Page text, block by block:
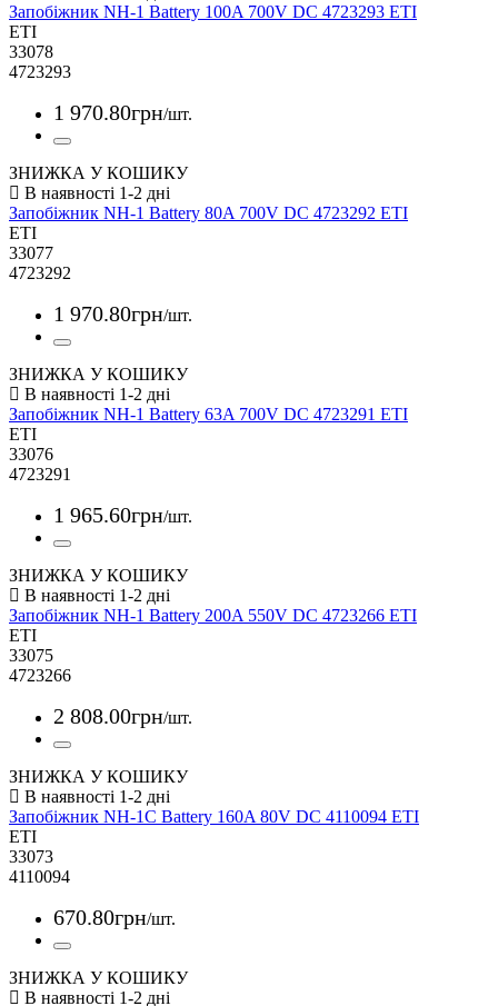
Запобіжник NH-1 Battery 100A 700V DC 4723293 ETI
ETI
33078
4723293
1 970.80грн/шт.
ЗНИЖКА У КОШИКУ
Запобіжник NH-1 Battery 80A 700V DC 4723292 ETI
ETI
33077
4723292
1 970.80грн/шт.
ЗНИЖКА У КОШИКУ
Запобіжник NH-1 Battery 63A 700V DC 4723291 ETI
ETI
33076
4723291
1 965.60грн/шт.
ЗНИЖКА У КОШИКУ
Запобіжник NH-1 Battery 200A 550V DC 4723266 ETI
ETI
33075
4723266
2 808.00грн/шт.
ЗНИЖКА У КОШИКУ
Запобіжник NH-1C Battery 160A 80V DC 4110094 ETI
ETI
33073
4110094
670.80грн/шт.
ЗНИЖКА У КОШИКУ